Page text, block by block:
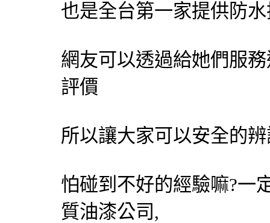
也是全台第一家提供防
網友可以透過給她們服
評價
所以讓大家可以安全的
怕碰到不好的經驗嘛?一
質油漆公司,